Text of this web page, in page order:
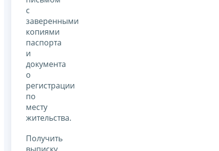
с
заверенными
копиями
паспорта
и
документа
о
регистрации
по
месту
жительства.
Получить
выписку